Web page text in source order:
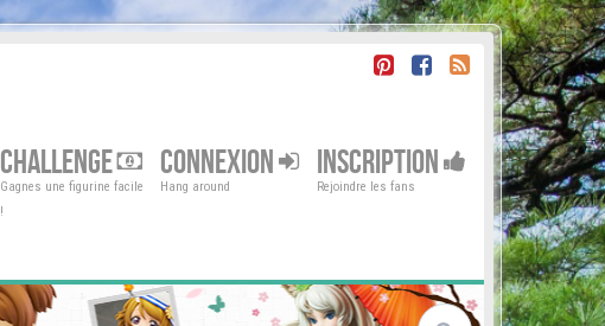
CHALLENGE
Gagnes une figurine facile
!
CONNEXION
Hang around
INSCRIPTION
Rejoindre les fans